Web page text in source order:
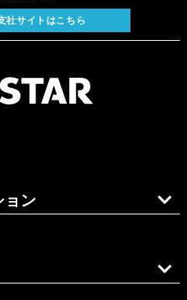
社サイトはこちら
ョン